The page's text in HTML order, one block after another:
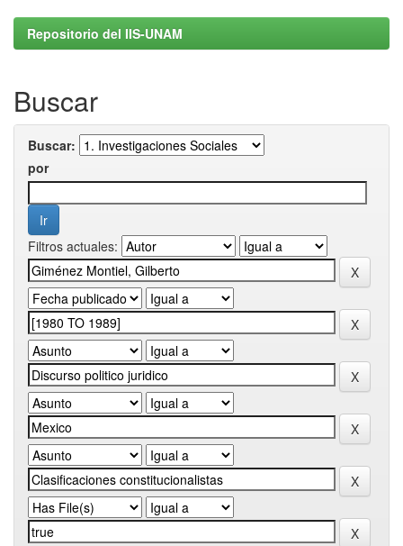
Repositorio del IIS-UNAM
Buscar
Buscar:
por
Filtros actuales: